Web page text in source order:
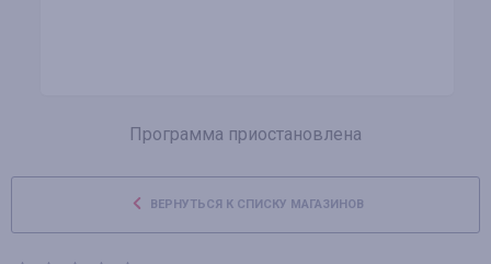
Программа приостановлена
ВЕРНУТЬСЯ К СПИСКУ МАГАЗИНОВ